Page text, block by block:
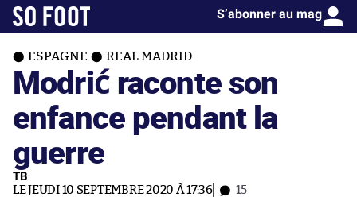
S’abonner au mag
ESPAGNE REAL MADRID
Modrić raconte son
enfance pendant la
guerre
TB
LE JEUDI 10 SEPTEMBRE 2020 À 17:36 15